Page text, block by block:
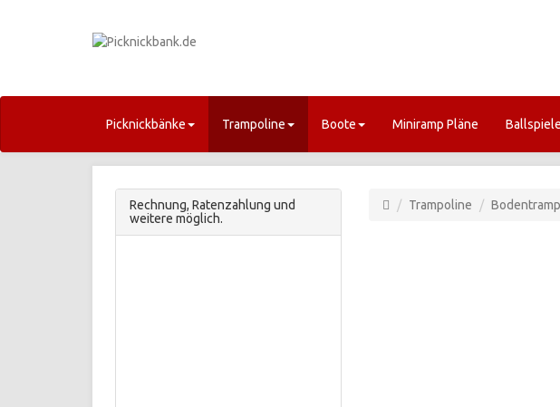
Picknickbänke Trampoline Boote Miniramp Pläne Ballspiele
Trampoline
Rechnung, Ratenzahlung und
weitere möglich.